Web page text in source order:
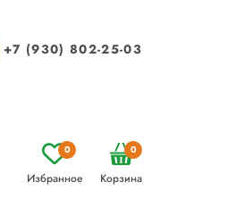
+7 (930) 802-25-03
Избранное
0
Корзина
0